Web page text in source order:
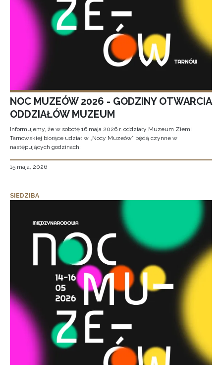
NOC MUZEÓW 2026 - GODZINY OTWARCIA
ODDZIAŁÓW MUZEUM
Informujemy, że w sobotę 16 maja 2026 r. oddziały Muzeum Ziemi
Tarnowskiej biorące udział w „Nocy Muzeów” będą czynne w
następujących godzinach:
15 maja, 2026
SIEDZIBA